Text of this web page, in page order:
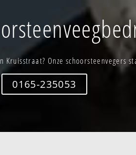
Kruisstraat? Onze schoorsteenvegers
0165-235053